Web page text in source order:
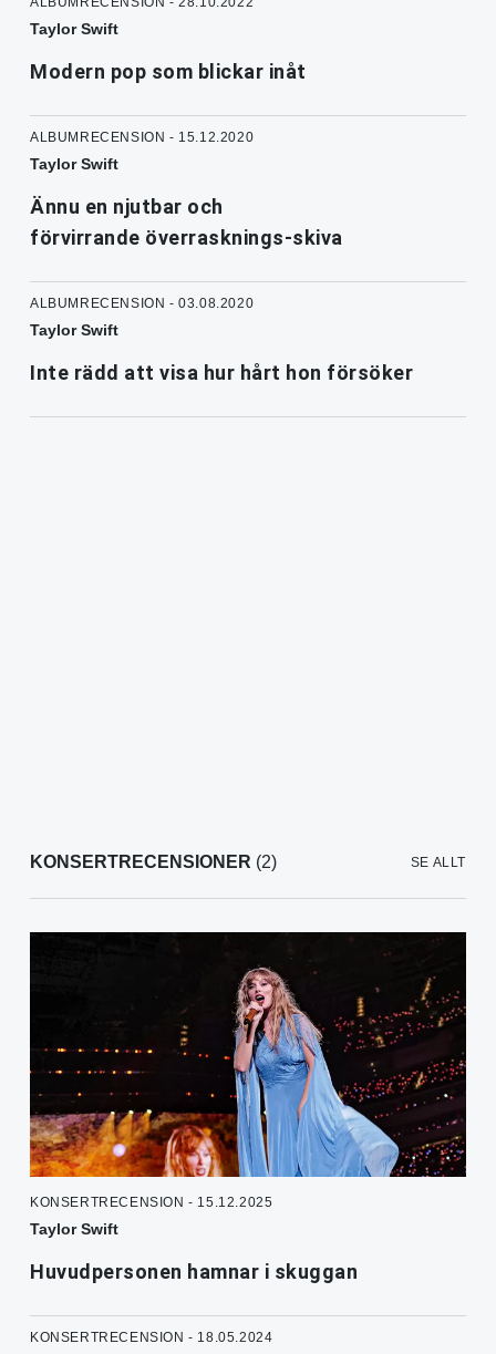
Taylor Swift
Modern pop som blickar inåt
ALBUMRECENSION - 15.12.2020
Taylor Swift
Ännu en njutbar och
förvirrande överrasknings-skiva
ALBUMRECENSION - 03.08.2020
Taylor Swift
Inte rädd att visa hur hårt hon försöker
KONSERTRECENSIONER (2) SE ALLT
KONSERTRECENSION - 15.12.2025
Taylor Swift
Huvudpersonen hamnar i skuggan
KONSERTRECENSION - 18.05.2024